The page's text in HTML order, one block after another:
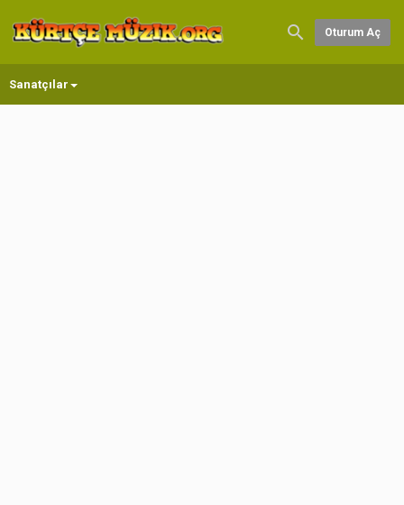
Oturum Aç
Sanatçılar